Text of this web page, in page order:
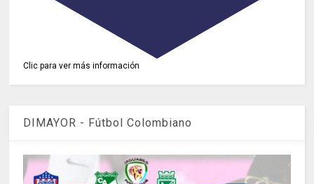
Clic para ver más información
DIMAYOR - Fútbol Colombiano